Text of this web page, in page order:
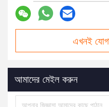
এখনই
আমাদের মেইল করুন